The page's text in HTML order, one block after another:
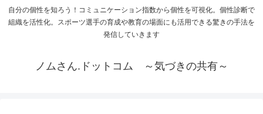
自分の個性を知ろう！コミュニケーション指数から個性を可視化。個性診断で
組織を活性化。スポーツ選手の育成や教育の場面にも活用できる驚きの手法を
発信していきます
ノムさん.ドットコム ～気づきの共有～